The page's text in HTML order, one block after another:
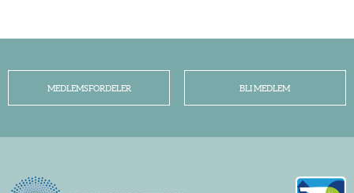
MEDLEMSFORDELER BLI MEDLEM